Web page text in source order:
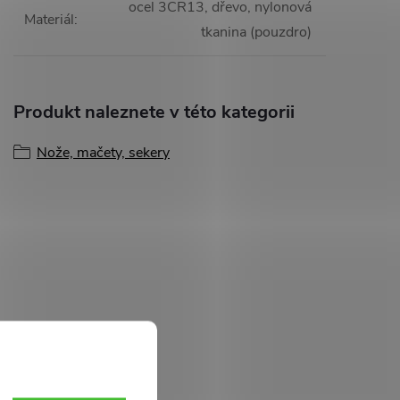
Materiál:
ocel 3CR13, dřevo, nylonová
tkanina (pouzdro)
Produkt naleznete v této kategorii
Nože, mačety, sekery